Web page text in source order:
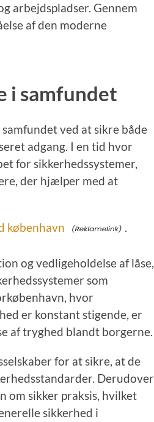
arbejdspladser. Gennem
af den moderne
i samfundet
ved at sikre både
adgang. I en tid hvor
for sikkerhedssystemer,
der hjælper med at
københavn .
og vedligeholdelse af låse,
som
hvor
er konstant stigende, er
af tryghed blandt borgerne.
for at sikre, at de
Derudover
om sikker praksis, hvilket
sikkerhed i